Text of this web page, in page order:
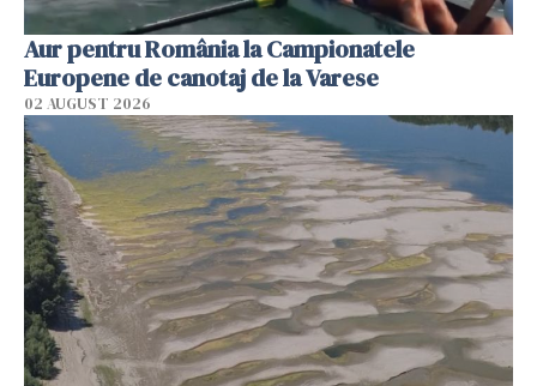
Aur pentru România la Campionatele
Europene de canotaj de la Varese
02 AUGUST 2026